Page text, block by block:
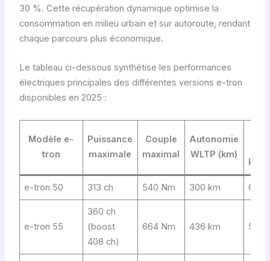
30 %. Cette récupération dynamique optimise la
consommation en milieu urbain et sur autoroute, rendant
chaque parcours plus économique.
Le tableau ci-dessous synthétise les performances
électriques principales des différentes versions e-tron
disponibles en 2025 :
Modèle e-
tron
Puissance
maximale
Couple
maximal
Autonomie
WLTP (km)
km/
e-tron 50 313 ch 540 Nm 300 km 6,8 s
e-tron 55
360 ch
(boost
408 ch)
664 Nm 436 km 5,7 s